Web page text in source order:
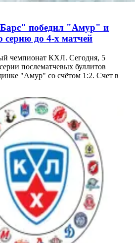
победил "Амур" и
серию до 4-х матчей
чемпионат КХЛ. Сегодня, 5
послематчевых буллитов
"Амур" со счётом 1:2. Счет в